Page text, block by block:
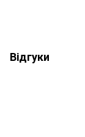
Відгуки